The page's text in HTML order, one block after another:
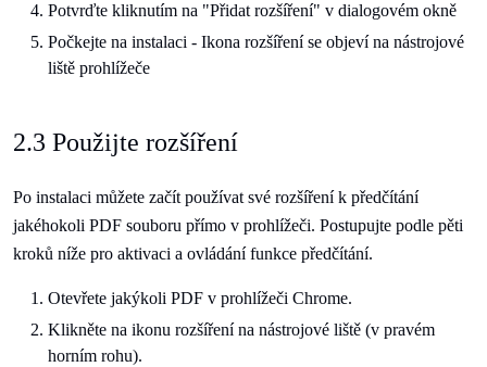
Potvrďte kliknutím na "Přidat rozšíření" v dialogovém okně
Počkejte na instalaci - Ikona rozšíření se objeví na nástrojové
liště prohlížeče
2.3 Použijte rozšíření
Po instalaci můžete začít používat své rozšíření k předčítání
jakéhokoli PDF souboru přímo v prohlížeči. Postupujte podle pěti
kroků níže pro aktivaci a ovládání funkce předčítání.
Otevřete jakýkoli PDF v prohlížeči Chrome.
Klikněte na ikonu rozšíření na nástrojové liště (v pravém
horním rohu).